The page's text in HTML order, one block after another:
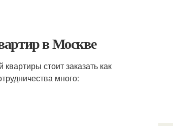
в Москве
стоит заказать как
много: